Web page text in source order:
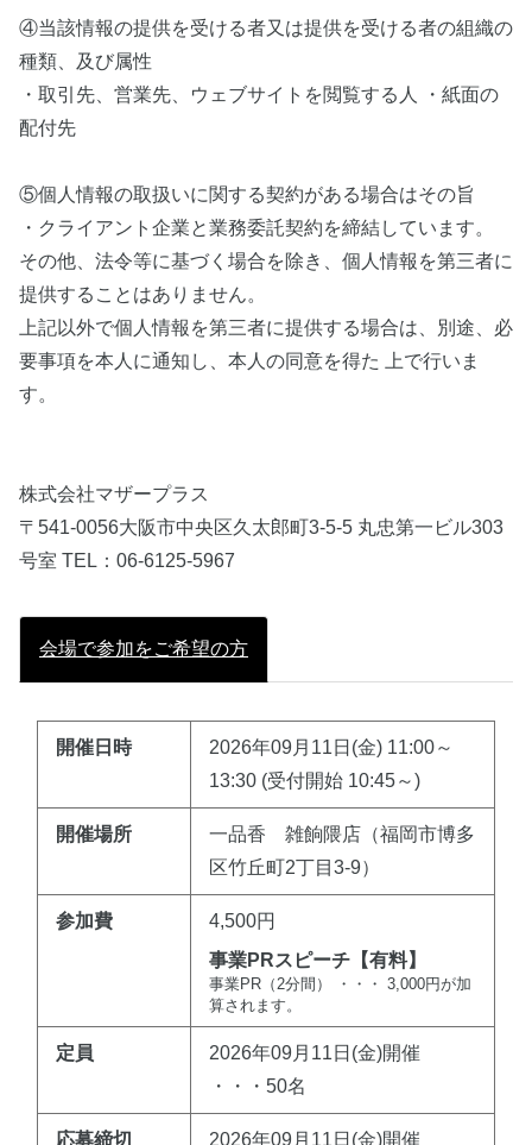
④当該情報の提供を受ける者又は提供を受ける者の組織の
種類、及び属性
・取引先、営業先、ウェブサイトを閲覧する人 ・紙面の
配付先
⑤個人情報の取扱いに関する契約がある場合はその旨
・クライアント企業と業務委託契約を締結しています。
その他、法令等に基づく場合を除き、個人情報を第三者に
提供することはありません。
上記以外で個人情報を第三者に提供する場合は、別途、必
要事項を本人に通知し、本人の同意を得た 上で行いま
す。
株式会社マザープラス
〒541-0056大阪市中央区久太郎町3-5-5 丸忠第一ビル303
号室 TEL：06-6125-5967
会場で参加をご希望の方
開催日時
2026年09月11日(金) 11:00～
13:30 (受付開始 10:45～)
開催場所
一品香 雑餉隈店（福岡市博多
区竹丘町2丁目3-9）
参加費
4,500円
事業PRスピーチ【有料】
事業PR（2分間） ・・・ 3,000円が加
算されます。
定員
2026年09月11日(金)開催
・・・50名
応募締切 2026年09月11日(金)開催